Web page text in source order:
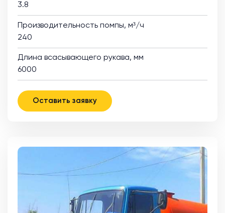
3.8
Производительность помпы, м³/ч
240
Длина всасывающего рукава, мм
6000
Оставить заявку